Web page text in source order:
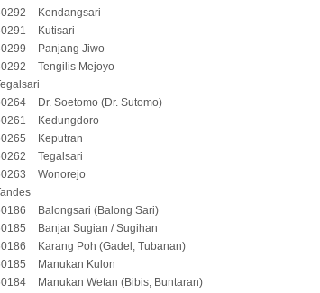
Kendangsari
Kutisari
Panjang Jiwo
Tengilis Mejoyo
Dr. Soetomo (Dr. Sutomo)
Kedungdoro
Keputran
Tegalsari
Wonorejo
Balongsari (Balong Sari)
Banjar Sugian / Sugihan
Karang Poh (Gadel, Tubanan)
Manukan Kulon
Manukan Wetan (Bibis, Buntaran)